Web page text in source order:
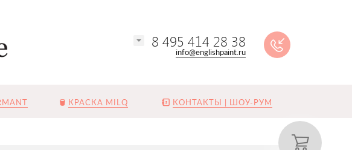
8 495 414 28 38
info@englishpaint.ru
КРАСКА MILQ КОНТАКТЫ | ШОУ-РУМ